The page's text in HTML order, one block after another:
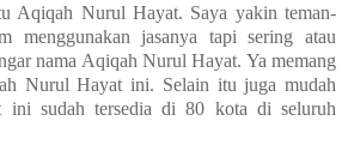
Aqiqah Nurul Hayat. Saya yakin teman-
menggunakan jasanya tapi sering atau
nama Aqiqah Nurul Hayat. Ya memang
Nurul Hayat ini. Selain itu juga mudah
ini sudah tersedia di 80 kota di seluruh